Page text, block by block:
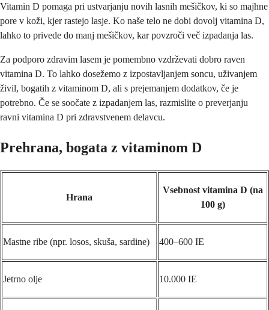
Vitamin D pomaga pri ustvarjanju novih lasnih mešičkov, ki so majhne
pore v koži, kjer rastejo lasje. Ko naše telo ne dobi dovolj vitamina D,
lahko to privede do manj mešičkov, kar povzroči več izpadanja las.
Za podporo zdravim lasem je pomembno vzdrževati dobro raven
vitamina D. To lahko dosežemo z izpostavljanjem soncu, uživanjem
živil, bogatih z vitaminom D, ali s prejemanjem dodatkov, če je
potrebno. Če se soočate z izpadanjem las, razmislite o preverjanju
ravni vitamina D pri zdravstvenem delavcu.
Prehrana, bogata z vitaminom D
Hrana
Vsebnost vitamina D (na
100 g)
Mastne ribe (npr. losos, skuša, sardine) 400–600 IE
Jetrno olje 10.000 IE